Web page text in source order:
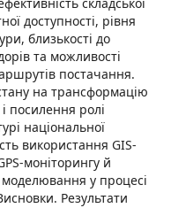
доступності, рівня
близькості до
та можливості
постачання.
на трансформацію
посилення ролі
національної
використання GIS-
моніторингу й
у процесі
Результати